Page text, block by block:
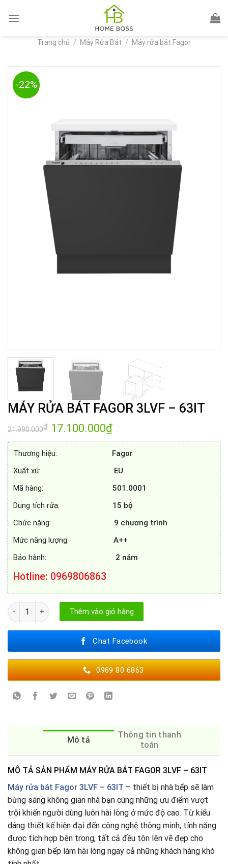
Trang chủ / Máy Rửa Bát / Máy rửa bát Fagor
-22%
MÁY RỬA BÁT FAGOR 3LVF – 63IT
21.990.000₫ Giá
gốc
là:
17.100.000₫Giá
tại
17.100.000₫.
Thương hiệu:
Fagor
Xuất xứ:
EU
Mã hàng: 501.0001
Dung tích rửa: 15 bộ
Chức năng: 9 chương trình
Mức năng lượng:
A++
Bảo hành: 2 năm
Hotline: 0969806863
MÁY RỬA BÁT FAGOR 3LVF - 63IT số lượng
Thêm vào giỏ hàng
Chat Facebook
0969 80 6863
Mô tả
Thông tin thanh
toán
MÔ TẢ SẢN PHẨM MÁY RỬA BÁT FAGOR 3LVF – 63IT
Máy rửa bát Fagor 3LVF – 63IT – thiết bị nhà bếp sẽ làm
bừng sáng không gian nhà bạn cùng những ưu điểm vượt
trội khiến người dùng luôn hài lòng ở mức độ cao. Từ kiểu
dáng thiết kế hiện đại đến công nghệ thông minh, tính năng
được tích hợp bên trong, tất cả đều tôn lên vẽ đẹp cho
không gian bếp làm hài lòng ngay cả những khách hàng khó